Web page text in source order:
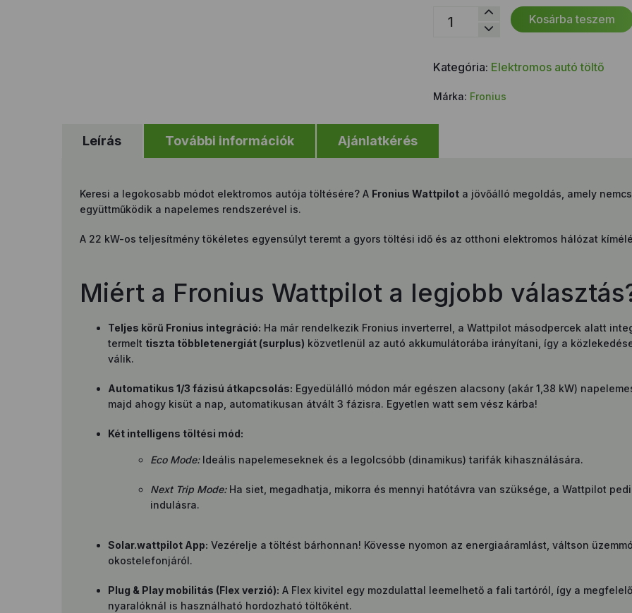
Fronius
Wattpilot
Home
kW
Kosárba teszem
Kategória: Elektromos autó töltő
Márka: Fronius
Leírás További információk Ajánlatkérés
Keresi a legokosabb módot elektromos autója töltésére? A Fronius Wattpilot a jövőálló megoldás, amely
együttműködik a napelemes rendszerével is.
A 22 kW-os teljesítmény tökéletes egyensúlyt teremt a gyors töltési idő és az otthoni elektromos hálózat
Miért a Fronius Wattpilot a legjobb
Teljes körű Fronius integráció: Ha már rendelkezik Fronius inverterrel, a Wattpilot másodpercek alatt
termelt tiszta többletenergiát (surplus) közvetlenül az autó akkumulátorába irányítani, így a
válik.
Automatikus 1/3 fázisú átkapcsolás: Egyedülálló módon már egészen alacsony (akár 1,38 kW)
majd ahogy kisüt a nap, automatikusan átvált 3 fázisra. Egyetlen watt sem vész kárba!
Két intelligens töltési mód:
Eco Mode:Ideális napelemeseknek és a legolcsóbb (dinamikus) tarifák kihasználására.
Next Trip Mode:Ha siet, megadhatja, mikorra és mennyi hatótávra van szüksége, a Wattpilot
indulásra.
Solar.wattpilot App: Vezérelje a töltést bárhonnan! Kövesse nyomon az energiaáramlást, váltson
okostelefonjáról.
Plug & Play mobilitás (Flex verzió): A Flex kivitel egy mozdulattal leemelhető a fali tartóról, így a
nyaralóknál is használható hordozható töltőként.